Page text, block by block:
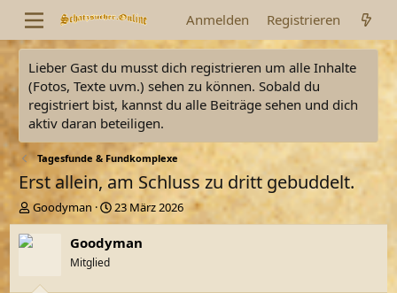
Anmelden Registrieren
Lieber Gast du musst dich registrieren um alle Inhalte
(Fotos, Texte uvm.) sehen zu können. Sobald du
registriert bist, kannst du alle Beiträge sehen und dich
aktiv daran beteiligen.
Tagesfunde & Fundkomplexe
Erst allein, am Schluss zu dritt gebuddelt.
E
r
s
Goodyman
E
r
s
23 März 2026
Goodyman
Mitglied